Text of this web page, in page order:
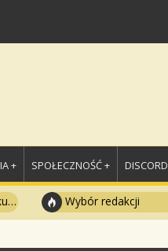
+ SPOŁECZNOŚĆ + DISCORD
Wybór redakcji